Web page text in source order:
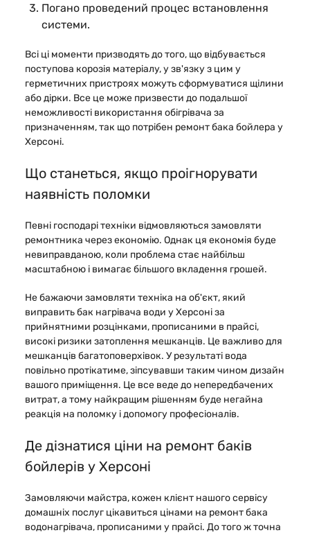
Погано проведений процес встановлення
системи.
Всі ці моменти призводять до того, що відбувається
поступова корозія матеріалу, у зв'язку з цим у
герметичних пристроях можуть сформуватися щілини
або дірки. Все це може призвести до подальшої
неможливості використання обігрівача за
призначенням, так що потрібен ремонт бака бойлера у
Херсоні.
Що станеться, якщо проігнорувати
наявність поломки
Певні господарі техніки відмовляються замовляти
ремонтника через економію. Однак ця економія буде
невиправданою, коли проблема стає найбільш
масштабною і вимагає більшого вкладення грошей.
Не бажаючи замовляти техніка на об'єкт, який
виправить бак нагрівача води у Херсоні за
прийнятними розцінками, прописаними в прайсі,
високі ризики затоплення мешканців. Це важливо для
мешканців багатоповерхівок. У результаті вода
повільно протікатиме, зіпсувавши таким чином дизайн
вашого приміщення. Це все веде до непередбачених
витрат, а тому найкращим рішенням буде негайна
реакція на поломку і допомогу професіоналів.
Де дізнатися ціни на ремонт баків
бойлерів у Херсоні
Замовляючи майстра, кожен клієнт нашого сервісу
домашніх послуг цікавиться цінами на ремонт бака
водонагрівача, прописаними у прайсі. До того ж точна